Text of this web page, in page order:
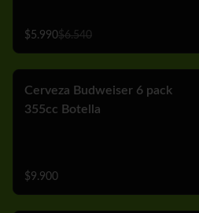
$5.990$6.540
Cerveza Budweiser 6 pack
355cc Botella
$9.900